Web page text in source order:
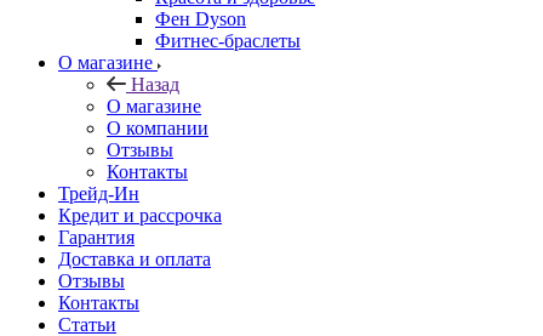
Фен Dyson
Фитнес-браслеты
О магазине
Назад
О магазине
О компании
Отзывы
Контакты
Трейд-Ин
Кредит и рассрочка
Гарантия
Доставка и оплата
Отзывы
Контакты
Статьи